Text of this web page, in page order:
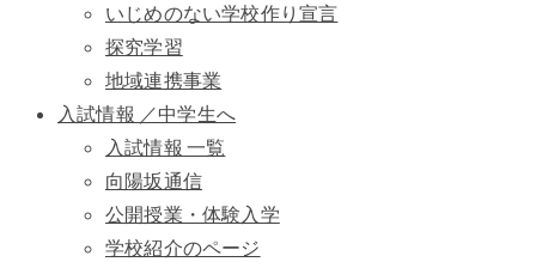
いじめのない学校作り宣言
探究学習
地域連携事業
入試情報 ／中学生へ
入試情報 一覧
向陽坂通信
公開授業・体験入学
学校紹介のページ